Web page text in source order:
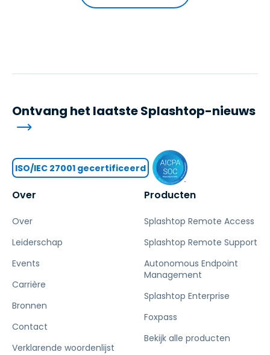
Over
Over
Leiderschap
Events
Carrière
Bronnen
Contact
Verklarende woordenlijst
Producten
Splashtop Remote Access
Splashtop Remote Support
Autonomous Endpoint
Management
Splashtop Enterprise
Foxpass
Bekijk alle producten
Ontvang het laatste Splashtop-nieuws
ISO/IEC 27001 gecertificeerd